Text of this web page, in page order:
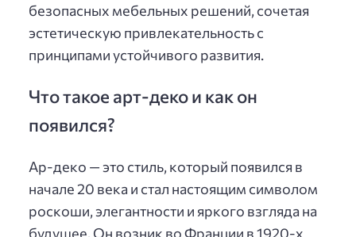
безопасных мебельных решений, сочетая
эстетическую привлекательность с
принципами устойчивого развития.
Что такое арт-деко и как он
появился?
Ар-деко — это стиль, который появился в
начале 20 века и стал настоящим символом
роскоши, элегантности и яркого взгляда на
будущее. Он возник во Франции в 1920-х